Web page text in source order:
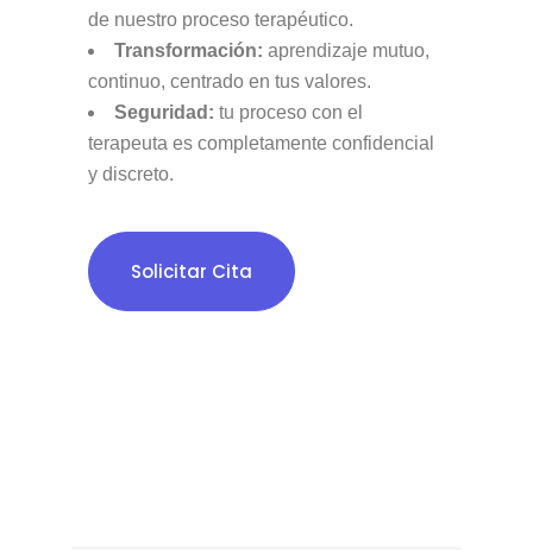
de nuestro proceso terapéutico.
Transformación: aprendizaje mutuo,
continuo, centrado en tus valores.
Seguridad: tu proceso con el
terapeuta es completamente confidencial
y discreto.
Solicitar Cita